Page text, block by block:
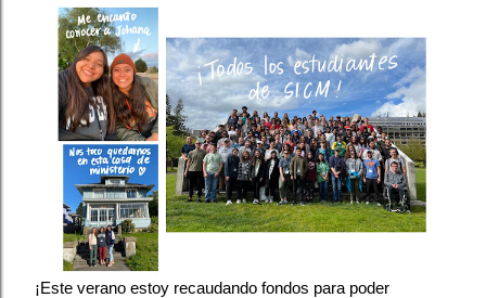
¡Este verano estoy recaudando fondos para poder